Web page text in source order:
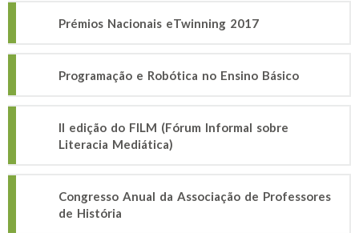
Prémios Nacionais eTwinning 2017
Programação e Robótica no Ensino Básico
II edição do FILM (Fórum Informal sobre
Literacia Mediática)
Congresso Anual da Associação de Professores
de História